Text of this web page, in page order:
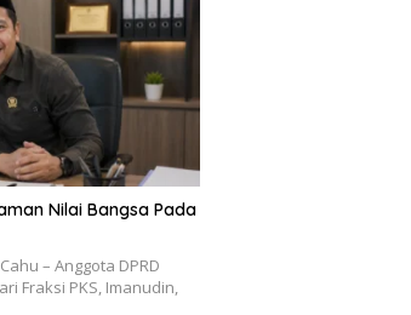
Nilai Bangsa Pada
– Anggota DPRD
Fraksi PKS, Imanudin,